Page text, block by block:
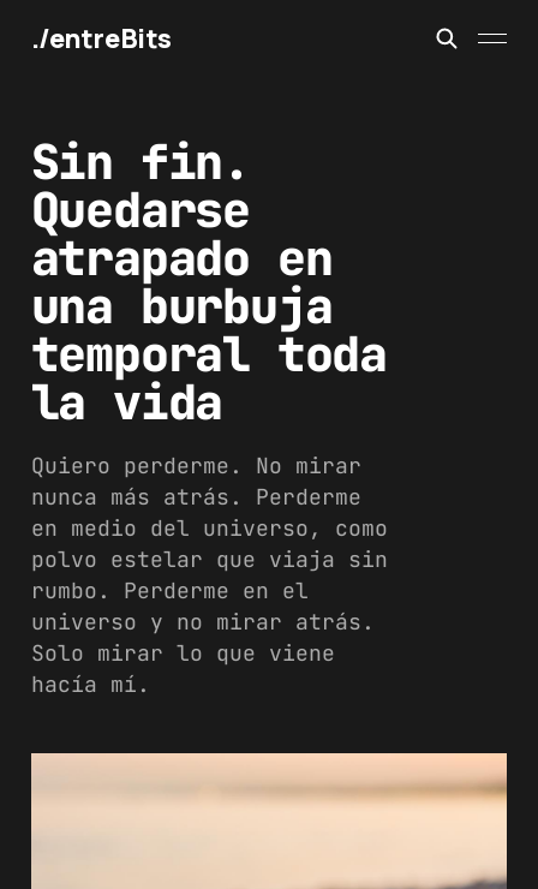
./entreBits
Sin fin.
Quedarse
atrapado en
una burbuja
temporal toda
la vida
Quiero perderme. No mirar
nunca más atrás. Perderme
en medio del universo, como
polvo estelar que viaja sin
rumbo. Perderme en el
universo y no mirar atrás.
Solo mirar lo que viene
hacía mí.